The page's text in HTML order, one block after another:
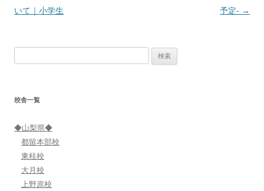
稿
ン
いて｜小学生
予定‐ →
校舎一覧
◆山梨県◆
都留本部校
東桂校
大月校
上野原校